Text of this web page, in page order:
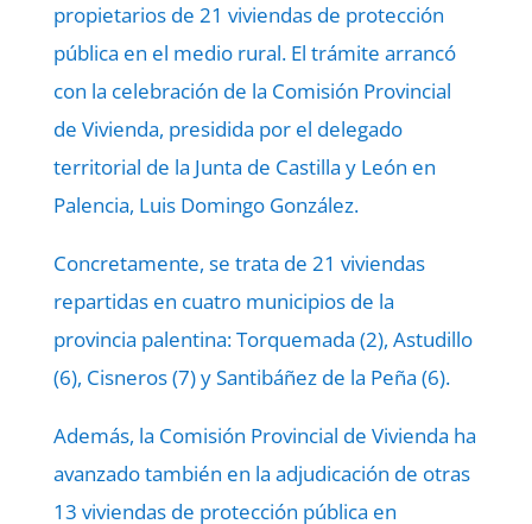
propietarios de 21 viviendas de protección
pública en el medio rural. El trámite arrancó
con la celebración de la Comisión Provincial
de Vivienda, presidida por el delegado
territorial de la Junta de Castilla y León en
Palencia, Luis Domingo González.
Concretamente, se trata de 21 viviendas
repartidas en cuatro municipios de la
provincia palentina: Torquemada (2), Astudillo
(6), Cisneros (7) y Santibáñez de la Peña (6).
Además, la Comisión Provincial de Vivienda ha
avanzado también en la adjudicación de otras
13 viviendas de protección pública en